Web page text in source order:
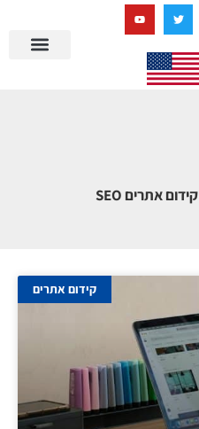
קידום אתרים SEO
קידום אתרים